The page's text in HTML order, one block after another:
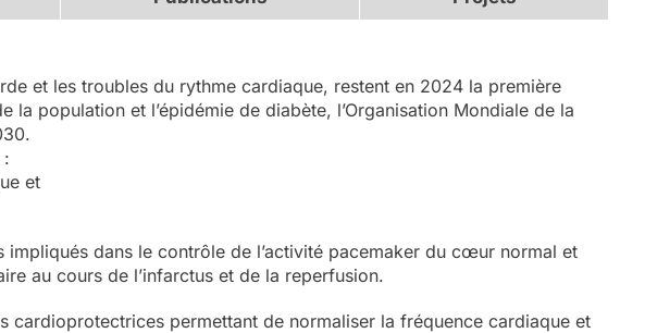
et les troubles du rythme cardiaque, restent en 2024 la première
population et l’épidémie de diabète, l’Organisation Mondiale de la
:
et
impliqués dans le contrôle de l’activité pacemaker du cœur normal et
au cours de l’infarctus et de la reperfusion.
cardioprotectrices permettant de normaliser la fréquence cardiaque et